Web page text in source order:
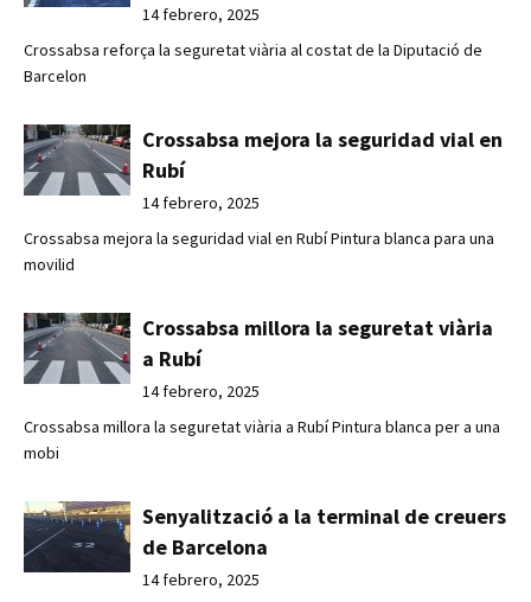
14 febrero, 2025
Crossabsa reforça la seguretat viària al costat de la Diputació de
Barcelon
Crossabsa mejora la seguridad vial en
Rubí
14 febrero, 2025
Crossabsa mejora la seguridad vial en Rubí Pintura blanca para una
movilid
Crossabsa millora la seguretat viària
a Rubí
14 febrero, 2025
Crossabsa millora la seguretat viària a Rubí Pintura blanca per a una
mobi
Senyalització a la terminal de creuers
de Barcelona
14 febrero, 2025